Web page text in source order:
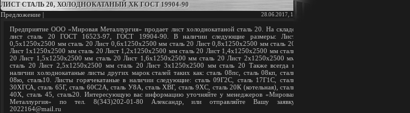
ЛИСТ СТАЛЬ 20, ХОЛОДНОКАТАНЫЙ ХК ГОСТ 19904-90
Предложение |
28.06.2017, 16:41
Предприятие ООО «Мировая Металлургия» продает лист холоднокатаной сталь 20. На складе
лист сталь 20 ГОСТ 16523-97, ГОСТ 19904-90. В наличии следующие размеры: Лист
0,5х1250х2500 мм сталь 20 Лист 0,6х1250х2500 мм сталь 20 Лист 0,8х1250х2500 мм сталь 20
Лист 1х1250х2500 мм сталь 20 Лист 1,2х1250х2500 мм сталь 20 Лист 1,4х1250х2500 мм сталь
20 Лист 1,5х1250х2500 мм сталь 20 Лист 1,6х1250х2500 мм сталь 20 Лист 2х1250х2500 мм
сталь 20 Лист 2,5х1250х2500 мм сталь 20 Лист 3х1250х2500 мм сталь 20 Также всегда в
наличии холоднокатаные листы других марок сталей таких как: сталь 08пс, сталь 08кп, сталь
08ю, сталь10. Листы горячекатаные в наличии следующие: сталь 09Г2С, сталь 17Г1С, сталь
30ХГСА, сталь 65Г, сталь 60С2А, сталь У8А, сталь ХВГ, сталь 9ХС, сталь 20К (котельная), сталь
40Х, сталь 45, сталь20. Интересующую вас информацию уточняйте у менеджеров «Мировая
Металлургия» по тел. 8(343)202-01-80 Александр, или отправляйте Вашу заявку
2022164@mail.ru